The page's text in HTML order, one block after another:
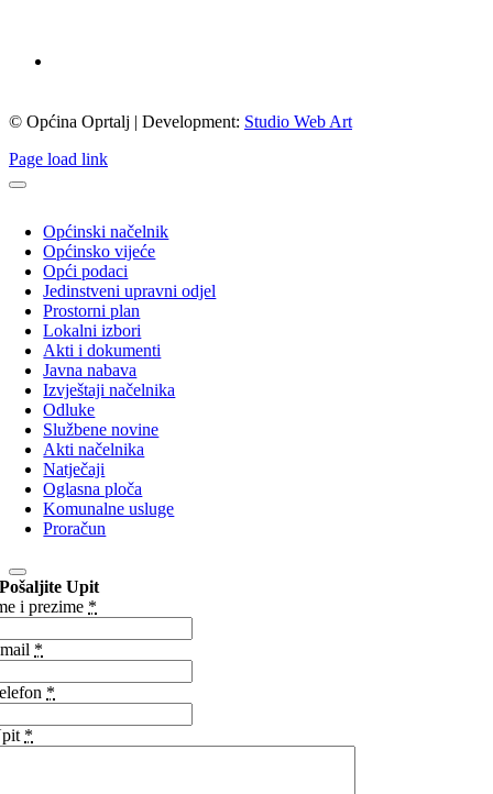
© Općina Oprtalj | Development: Studio Web Art
Page load link
Općinski načelnik
Općinsko vijeće
Opći podaci
Jedinstveni upravni odjel
Prostorni plan
Lokalni izbori
Akti i dokumenti
Javna nabava
Izvještaji načelnika
Odluke
Službene novine
Akti načelnika
Natječaji
Oglasna ploča
Komunalne usluge
Proračun
Pošaljite Upit
i prezime *
*
*
*